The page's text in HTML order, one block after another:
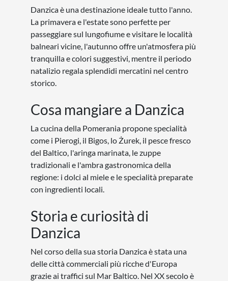
Danzica è una destinazione ideale tutto l'anno.
La primavera e l'estate sono perfette per
passeggiare sul lungofiume e visitare le località
balneari vicine, l'autunno offre un'atmosfera più
tranquilla e colori suggestivi, mentre il periodo
natalizio regala splendidi mercatini nel centro
storico.
Cosa mangiare a Danzica
La cucina della Pomerania propone specialità
come i Pierogi, il Bigos, lo Żurek, il pesce fresco
del Baltico, l'aringa marinata, le zuppe
tradizionali e l'ambra gastronomica della
regione: i dolci al miele e le specialità preparate
con ingredienti locali.
Storia e curiosità di
Danzica
Nel corso della sua storia Danzica è stata una
delle città commerciali più ricche d'Europa
grazie ai traffici sul Mar Baltico. Nel XX secolo è